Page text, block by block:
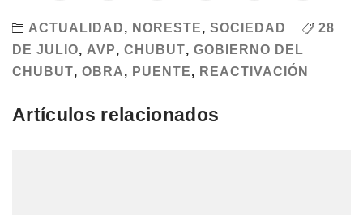
ACTUALIDAD, NORESTE, SOCIEDAD
28
DE JULIO, AVP, CHUBUT, GOBIERNO DEL
CHUBUT, OBRA, PUENTE, REACTIVACIÓN
Artículos relacionados